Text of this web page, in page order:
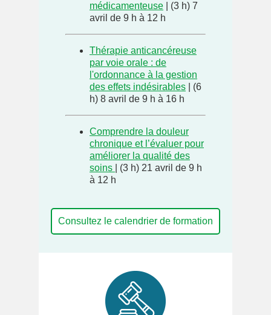
médicamenteuse | (3 h) 7
avril de 9 h à 12 h
Thérapie anticancéreuse
par voie orale : de
l'ordonnance à la gestion
des effets indésirables | (6
h) 8 avril de 9 h à 16 h
Comprendre la douleur
chronique et l’évaluer pour
améliorer la qualité des
soins
| (3 h) 21 avril de 9 h
à 12 h
Consultez le calendrier de formation